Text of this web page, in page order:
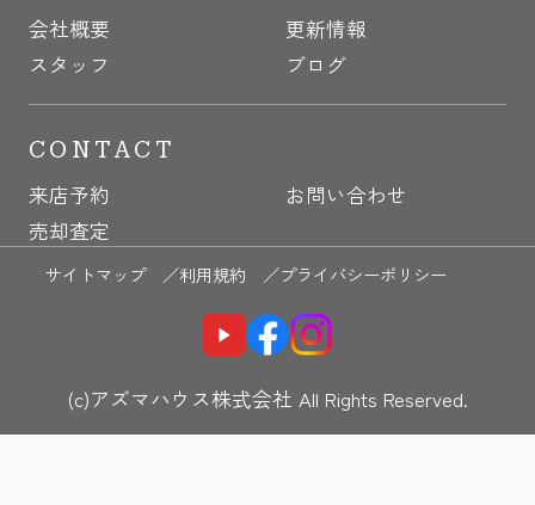
会社概要
更新情報
スタッフ
ブログ
CONTACT
来店予約
お問い合わせ
売却査定
サイトマップ ／利用規約 ／プライバシーポリシー
(c)アズマハウス株式会社 All Rights Reserved.